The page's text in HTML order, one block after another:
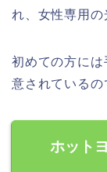
れ、女性専用の
初めての方には
意されているの
ホット